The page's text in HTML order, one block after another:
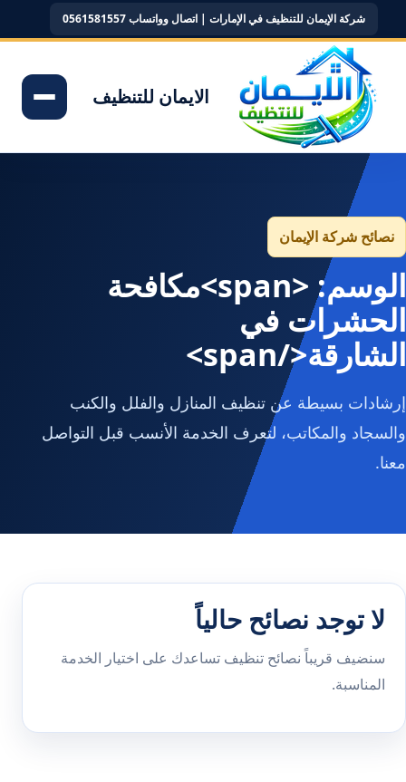
شركة الإيمان للتنظيف في الإمارات | اتصال وواتساب 0561581557
الايمان للتنظيف
نصائح شركة الإيمان
الوسم: <span>مكافحة
الحشرات في
الشارقة</span>
إرشادات بسيطة عن تنظيف المنازل والفلل والكنب
والسجاد والمكاتب، لتعرف الخدمة الأنسب قبل التواصل
معنا.
لا توجد نصائح حالياً
سنضيف قريباً نصائح تنظيف تساعدك على اختيار الخدمة
المناسبة.